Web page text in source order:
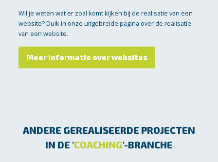
Wil je weten wat er zoal komt kijken bij de realisatie van een
website? Duik in onze uitgebreide pagina over de realisatie
van een website.
Meer informatie over websites
ANDERE GEREALISEERDE PROJECTEN
IN DE 'COACHING'-BRANCHE